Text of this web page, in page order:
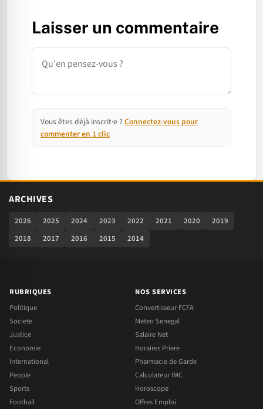
Laisser un commentaire
Commentaire
Vous êtes déjà inscrit·e ? Connectez-vous pour
commenter en 1 clic
ARCHIVES
2026 2025 2024 2023 2022 2021 2020
2019
2018
2017 2016 2015 2014
RUBRIQUES
Politique
Societe
Justice
Economie
International
People
Sports
Football
NOS SERVICES
Convertisseur FCFA
Meteo Senegal
Salaire Net
Horaires Priere
Pharmacie de Garde
Calculateur IMC
Horoscope
Offres Emploi